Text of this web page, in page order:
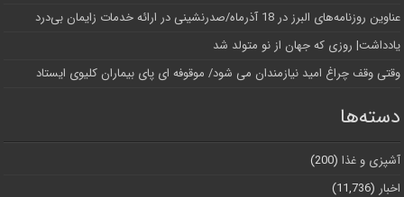
عناوین روزنامه‌های البرز در ‌18 آذرماه/صدرنشینی در ارائه خدمات زایمان بی‌درد
یادداشت| روزی که جهان از نو متولد شد
وقتی وقف چراغ امید نیازمندان می شود/ موقوفه ای پای بیماران کلیوی ایستاد
دسته‌ها
آشپزی و غذا (200)
اخبار (11,736)